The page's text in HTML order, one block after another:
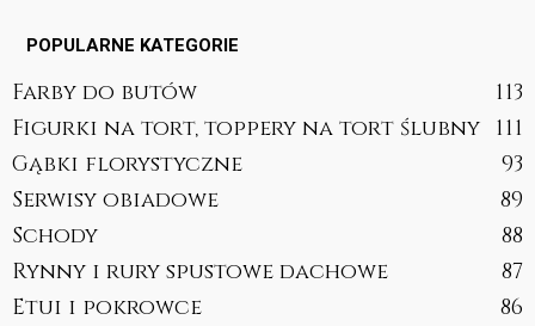
POPULARNE KATEGORIE
Farby do butów
113
Figurki na tort, toppery na tort ślubny 111
Gąbki florystyczne
93
Serwisy obiadowe
89
Schody
88
Rynny i rury spustowe dachowe
87
Etui i pokrowce
86